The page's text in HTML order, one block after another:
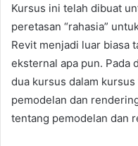
Kursus ini telah dibuat
peretasan “rahasia”
Revit menjadi luar biasa
eksternal apa pun. Pada
dua kursus dalam
pemodelan dan
tentang pemodelan dan